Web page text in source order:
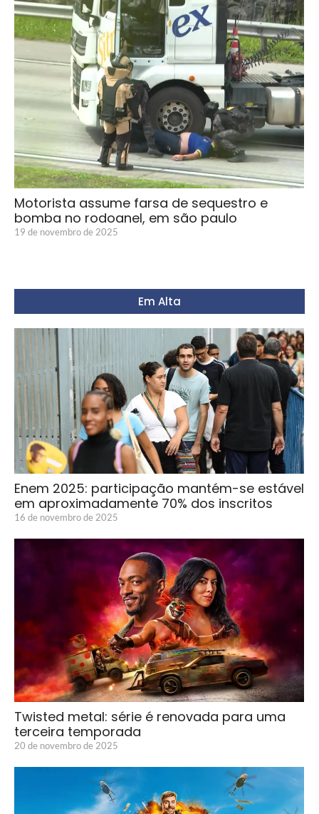
Motorista assume farsa de sequestro e
bomba no rodoanel, em são paulo
19 de novembro de 2025
Em Alta
Enem 2025: participação mantém-se estável
em aproximadamente 70% dos inscritos
16 de novembro de 2025
Twisted metal: série é renovada para uma
terceira temporada
20 de novembro de 2025